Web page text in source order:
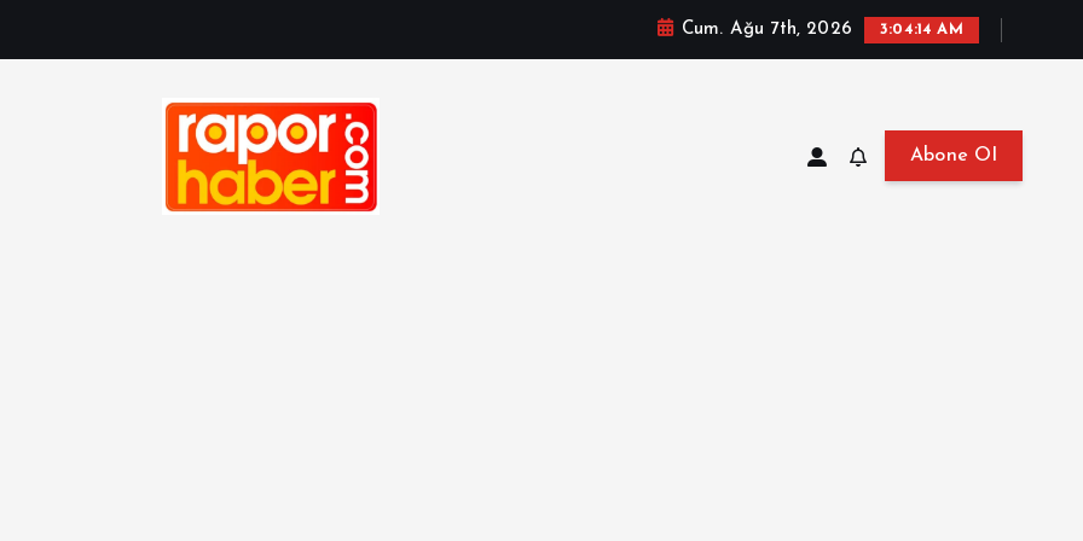
Cum. Ağu 7th, 2026 3:04:15 AM
Abone Ol